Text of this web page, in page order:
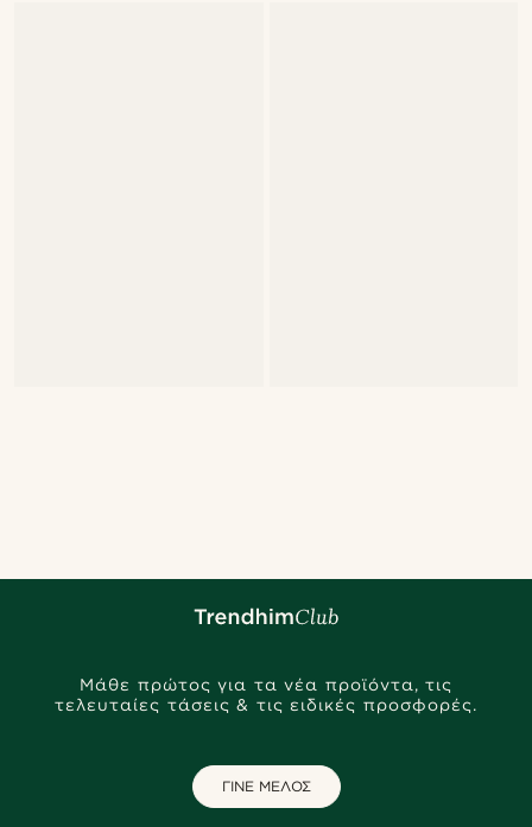
Μάθε πρώτος για τα νέα προϊόντα, τις
τελευταίες τάσεις & τις ειδικές προσφορές.
ΓΙΝΕ ΜΕΛΟΣ